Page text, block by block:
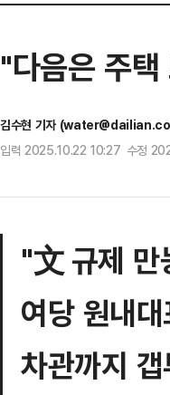
"다음은 주
김수현 기자
입력 2025.10.22 10:27 수정
"文 규제 만
여당 원내
차관까지